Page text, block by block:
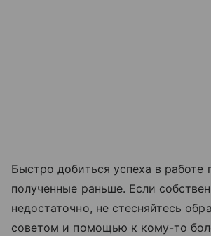
Быстро добиться успеха в работе
полученные раньше. Если
недостаточно, не стесняйтесь
советом и помощью к кому-то